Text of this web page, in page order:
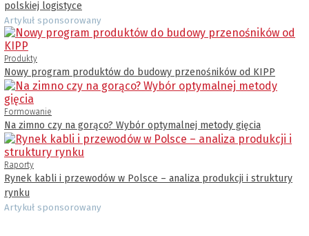
polskiej logistyce
Artykuł sponsorowany
Produkty
Nowy program produktów do budowy przenośników od KIPP
Formowanie
Na zimno czy na gorąco? Wybór optymalnej metody gięcia
Raporty
Rynek kabli i przewodów w Polsce – analiza produkcji i struktury
rynku
Artykuł sponsorowany